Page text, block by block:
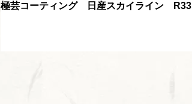
極芸コーティング 日産スカイライン R33